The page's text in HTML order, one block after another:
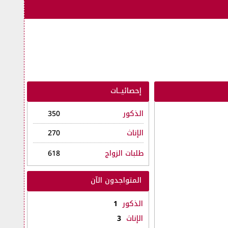
إحصائيــات
الذكور
350
الإناث
270
طلبات الزواج
618
المتواجدون الآن
الذكور 1
الإناث 3